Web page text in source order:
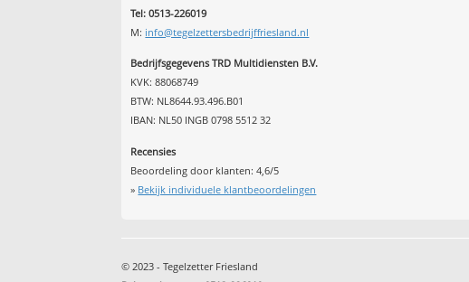
Tel: 0513-226019
M: info@tegelzettersbedrijffriesland.nl
Bedrijfsgegevens TRD Multidiensten B.V.
KVK: 88068749
BTW: NL8644.93.496.B01
IBAN: NL50 INGB 0798 5512 32
Recensies
Beoordeling door klanten:4,6/5
» Bekijk individuele klantbeoordelingen
© 2023 - Tegelzetter Friesland